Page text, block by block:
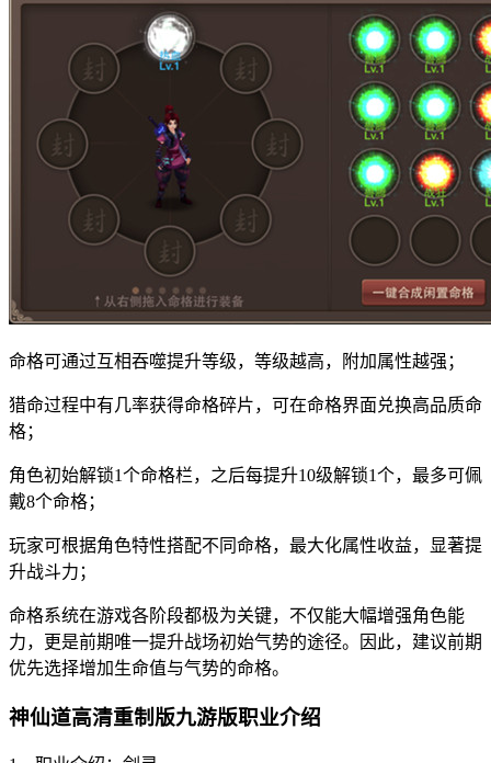
命格可通过互相吞噬提升等级，等级越高，附加属性越强；
猎命过程中有几率获得命格碎片，可在命格界面兑换高品质命
格；
角色初始解锁1个命格栏，之后每提升10级解锁1个，最多可佩
戴8个命格；
玩家可根据角色特性搭配不同命格，最大化属性收益，显著提
升战斗力；
命格系统在游戏各阶段都极为关键，不仅能大幅增强角色能
力，更是前期唯一提升战场初始气势的途径。因此，建议前期
优先选择增加生命值与气势的命格。
神仙道高清重制版九游版职业介绍